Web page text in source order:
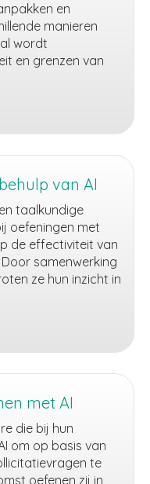
en
manieren
wordt
en grenzen van
van AI
taalkundige
oefeningen met
de effectiviteit van
samenwerking
ze hun inzicht in
met AI
die bij hun
om op basis van
te
oefenen zij in